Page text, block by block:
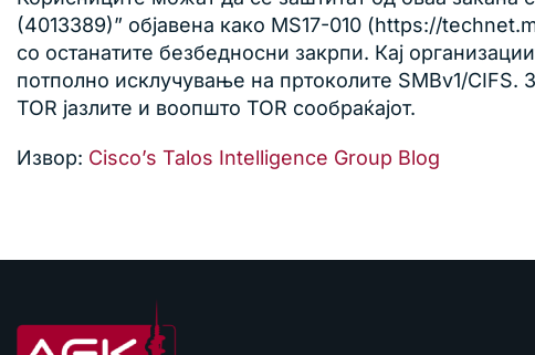
(4013389)” објавена како MS17-010 (https://
со останатите безбедносни закрпи. Кај
потполно исклучување на пртоколите SMBv1/CIFS.
TOR јазлите и воопшто TOR сообраќајот.
Извор: Cisco’s Talos Intelligence Group Blog